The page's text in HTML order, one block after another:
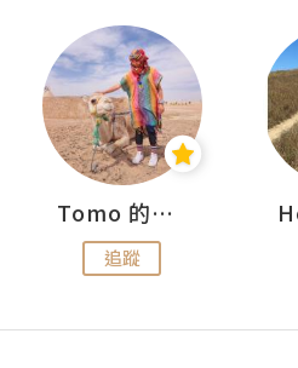
Tomo 的快樂宇宙
追蹤